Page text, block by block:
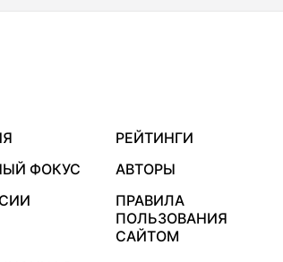
РЕЙТИНГИ
ФОКУС
АВТОРЫ
ПРАВИЛА
ПОЛЬЗОВАНИЯ
САЙТОМ